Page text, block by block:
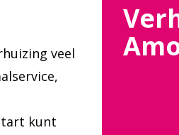
veel
kunt